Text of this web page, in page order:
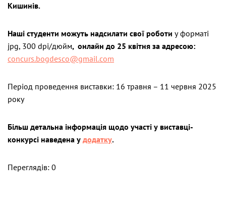
Кишинів.
Наші студенти можуть надсилати свої роботи у форматі
jpg, 300 dpi/дюйм, онлайн до 25 квітня за адресою:
concurs.bogdesco@gmail.com
Період проведення виставки: 16 травня – 11 червня 2025
року
Більш детальна інформація щодо участі у виставці-
конкурсі наведена у додатку.
Переглядів: 0